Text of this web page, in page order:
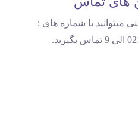
میتوانید با شماره های :